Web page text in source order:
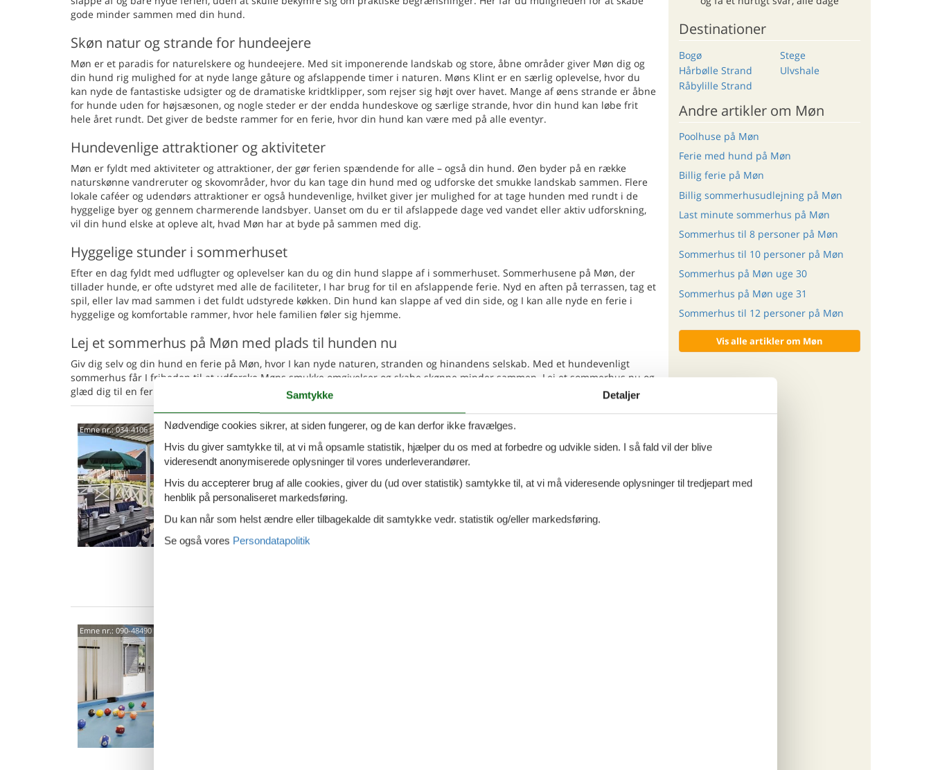
gode minder sammen med din hund.
Skøn natur og strande for hundeejere
Møn er et paradis for naturelskere og hundeejere. Med sit imponerende landskab og store, åbne områder giver Møn dig og
din hund rig mulighed for at nyde lange gåture og afslappende timer i naturen. Møns Klint er en særlig oplevelse, hvor du
kan nyde de fantastiske udsigter og de dramatiske kridtklipper, som rejser sig højt over havet. Mange af øens strande er åbne
for hunde uden for højsæsonen, og nogle steder er der endda hundeskove og særlige strande, hvor din hund kan løbe frit
hele året rundt. Det giver de bedste rammer for en ferie, hvor din hund kan være med på alle eventyr.
Hundevenlige attraktioner og aktiviteter
Møn er fyldt med aktiviteter og attraktioner, der gør ferien spændende for alle – også din hund. Øen byder på en række
naturskønne vandreruter og skovområder, hvor du kan tage din hund med og udforske det smukke landskab sammen. Flere
lokale caféer og udendørs attraktioner er også hundevenlige, hvilket giver jer mulighed for at tage hunden med rundt i de
hyggelige byer og gennem charmerende landsbyer. Uanset om du er til afslappede dage ved vandet eller aktiv udforskning,
vil din hund elske at opleve alt, hvad Møn har at byde på sammen med dig.
Hyggelige stunder i sommerhuset
Efter en dag fyldt med udflugter og oplevelser kan du og din hund slappe af i sommerhuset. Sommerhusene på Møn, der
tillader hunde, er ofte udstyret med alle de faciliteter, I har brug for til en afslappende ferie. Nyd en aften på terrassen, tag et
spil, eller lav mad sammen i det fuldt udstyrede køkken. Din hund kan slappe af ved din side, og I kan alle nyde en ferie i
hyggelige og komfortable rammer, hvor hele familien føler sig hjemme.
Lej et sommerhus på Møn med plads til hunden nu
Giv dig selv og din hund en ferie på Møn, hvor I kan nyde naturen, stranden og hinandens selskab. Med et hundevenligt
sommerhus får I friheden til at udforske Møns smukke omgivelser og skabe skønne minder sammen. Lej et sommerhus nu og
glæd dig til en ferie, hvor din hund kan være en lige så vigtig del af ferien som resten af familien.
Emne nr.:034-4106
Hyggelig ferielejlighed med
havudsigt på Møn
Klintholm Havneby - Stueplan - 4791 - Borre
4,7
Her kommer I til at bo en med fantastisk udsigt til havet og
havnemiljø med masser af liv.Velkommen
indenforFerielejligheden er holdt i lyse
4 personer
7 overnatninger
Emne nr.: 090-48490
Destinationer
Bogø
Hårbølle Strand
Råbylille Strand
Stege
Ulvshale
Andre artikler om Møn
Poolhuse på Møn
Ferie med hund på Møn
Billig ferie på Møn
Billig sommerhusudlejning på Møn
Last minute sommerhus på Møn
Sommerhus til 8 personer på Møn
Sommerhus til 10 personer på Møn
Sommerhus på Møn uge 30
Sommerhus på Møn uge 31
Sommerhus til 12 personer på Møn
Vis alle artikler om Møn
Samtykke Detaljer
Nødvendige cookies sikrer, at siden fungerer, og de kan derfor ikke fravælges.
Hvis du giver samtykke til, at vi må opsamle statistik, hjælper du os med at forbedre og udvikle siden. I så fald vil der blive
videresendt anonymiserede oplysninger til vores underleverandører.
Hvis du accepterer brug af alle cookies, giver du (ud over statistik) samtykke til, at vi må videresende oplysninger til tredjepart med
henblik på personaliseret markedsføring.
Du kan når som helst ændre eller tilbagekalde dit samtykke vedr. statistik og/eller markedsføring.
Se også vores Persondatapolitik